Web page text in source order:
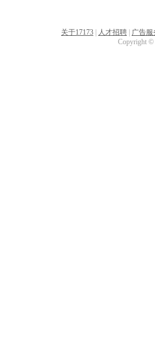
关于17173 人才招聘
广告服
Copyright ©